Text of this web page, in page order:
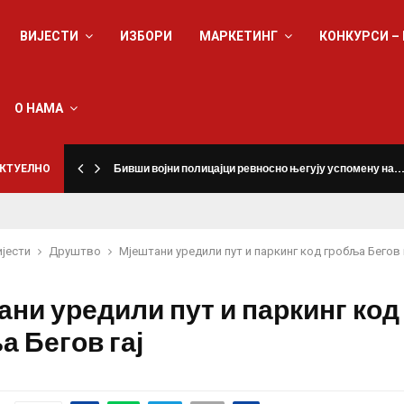
ВИЈЕСТИ ИЗБОРИ МАРКЕТИНГ КОНКУРСИ
О НАМА
Бивши војни полицајци ревносно његују успомену на…
Друштво Мјештани уредили пут и паркинг код гробља Бегов
уредили пут и паркинг код
Бегов гај